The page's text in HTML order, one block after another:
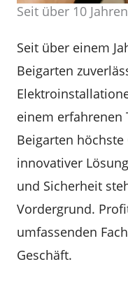
Seit über 10
Seit über einem
Beigarten
einem erfahrenen
Beigarten
innovativer
und Sicherheit
Vordergrund.
umfassenden
Geschäft.